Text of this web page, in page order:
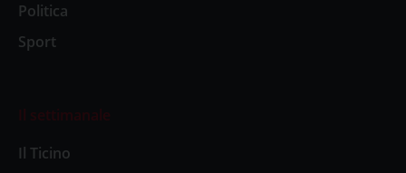
Politica
Sport
Il settimanale
Il Ticino